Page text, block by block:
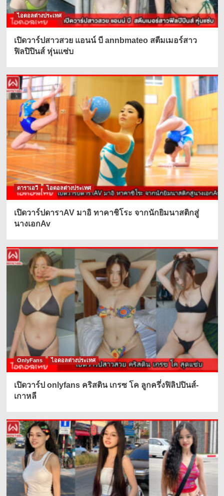
ไอดอลต่างประเทศ
เปิดวาร์ปสาวสวย แอนน์ บี annbmateo สตีมเมอร์สาว
ฟิลปิปินส์ หุ่นแซ่บ
ดาราเอวี ไอดอลต่างประเทศ
เปิดวาร์ปดาราAV มาอิ ทาคาชิโระ จากนักยิมนาสติกสู่
นางเอกAv
OnlyFans ไอดอลต่างประเทศ
เปิดวาร์ป onlyfans คริสติน เกรซ โค ลูกครึ่งฟิลิปปินส์-
เกาหลี